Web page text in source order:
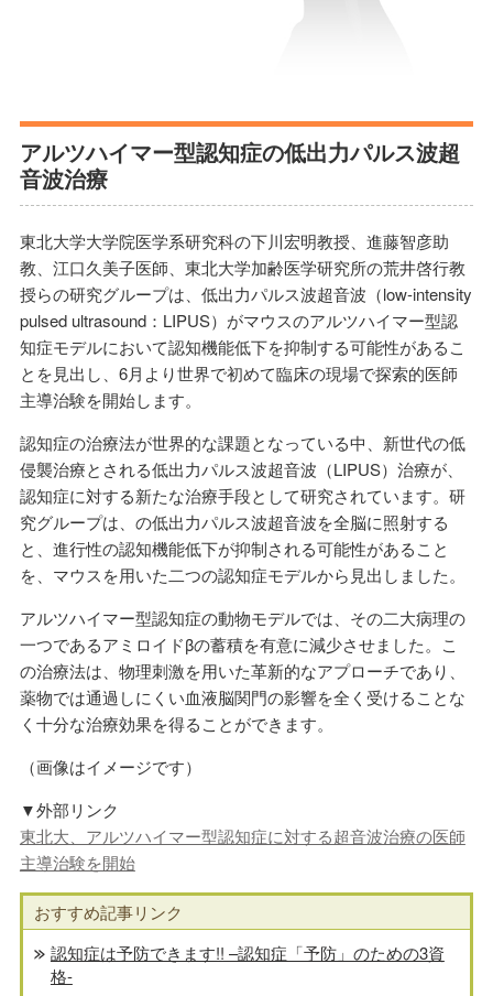
アルツハイマー型認知症の低出力パルス波超
音波治療
東北大学大学院医学系研究科の下川宏明教授、進藤智彦助
教、江口久美子医師、東北大学加齢医学研究所の荒井啓行教
授らの研究グループは、低出力パルス波超音波（low-intensity
pulsed ultrasound：LIPUS）がマウスのアルツハイマー型認
知症モデルにおいて認知機能低下を抑制する可能性があるこ
とを見出し、6月より世界で初めて臨床の現場で探索的医師
主導治験を開始します。
認知症の治療法が世界的な課題となっている中、新世代の低
侵襲治療とされる低出力パルス波超音波（LIPUS）治療が、
認知症に対する新たな治療手段として研究されています。研
究グループは、の低出力パルス波超音波を全脳に照射する
と、進行性の認知機能低下が抑制される可能性があること
を、マウスを用いた二つの認知症モデルから見出しました。
アルツハイマー型認知症の動物モデルでは、その二大病理の
一つであるアミロイドβの蓄積を有意に減少させました。こ
の治療法は、物理刺激を用いた革新的なアプローチであり、
薬物では通過しにくい血液脳関門の影響を全く受けることな
く十分な治療効果を得ることができます。
（画像はイメージです）
▼外部リンク
東北大、アルツハイマー型認知症に対する超音波治療の医師
主導治験を開始
おすすめ記事リンク
認知症は予防できます!! –認知症「予防」のための3資
格-